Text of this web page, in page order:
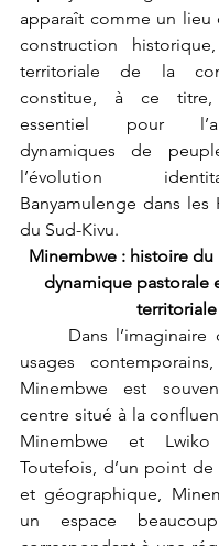
apparaît comme un lieu
construction
territoriale de la
constitue, à ce
essentiel pour
dynamiques de
l’évolution
Banyamulenge dans les
du Sud-Kivu.
Minembwe : histoire
dynamique pastorale
territoriale
usages
Minembwe est
centre situé à la
Minembwe et
Toutefois, d’un point
et géographique,
un espace